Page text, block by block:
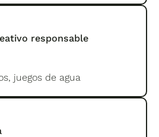
responsable
juegos de agua